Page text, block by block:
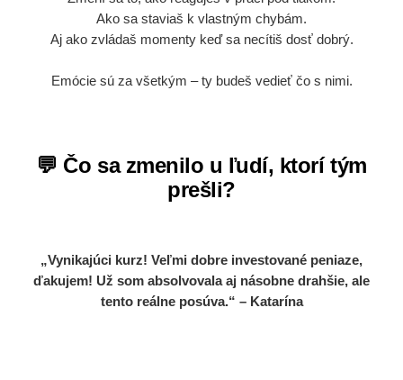
Ako sa staviaš k vlastným chybám.
Aj ako zvládaš momenty keď sa necítiš dosť dobrý.
Emócie sú za všetkým – ty budeš vedieť čo s nimi.
💬 Čo sa zmenilo u ľudí, ktorí tým
prešli?
„Vynikajúci kurz! Veľmi dobre investované peniaze,
ďakujem! Už som absolvovala aj násobne drahšie, ale
tento reálne posúva.“ – Katarína